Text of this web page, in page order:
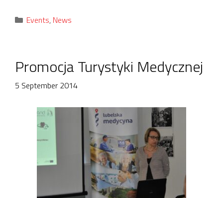
Categories
Events, News
Promocja Turystyki Medycznej
5 September 2014